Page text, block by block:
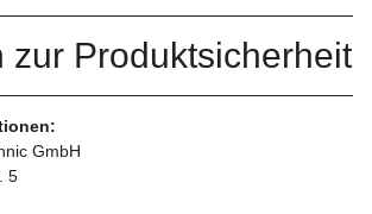
zur Produktsicherheit
GmbH
5